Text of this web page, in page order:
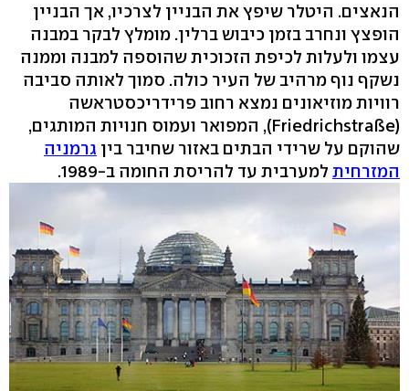
הנאצים. היטלר שיפץ את הבניין לצרכיו, אך הבניין
הופצץ ונחרב בזמן כיבוש ברלין. מומלץ לבקר במבנה
עצמו ולעלות לכיפת הזכוכית שהוספה למבנה וממנה
נשקף נוף מרהיב של העיר כולה. סמוך לאותה סביבה
רוויות מוזיאונים נמצא רחוב פרידריכסטראשה
(Friedrichstraße), המפואר ועמוס חנויות המותגים,
שהוקם על שרידי הבתים באזור שחיבר בין גרמניה
המזרחית למערבית עד להריסת החומה ב-1989.